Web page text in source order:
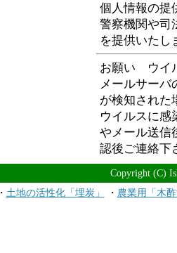
個人情報の提
警察機関や司
を提供いたし
お願い ウイ
メールサーバ
が検知された
ウイルスに感
やメール送
認後ご連絡下
Copyright (C)
・ 土地の活性化「埋炭」 ・ 農業用「木